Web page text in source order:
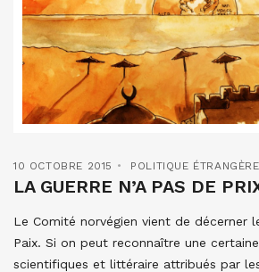
10 OCTOBRE 2015 POLITIQUE ÉTRANGÈRE
LA GUERRE N’A PAS DE
Le Comité norvégien vient de décerner
Paix. Si on peut reconnaître une
scientifiques et littéraire attribués par